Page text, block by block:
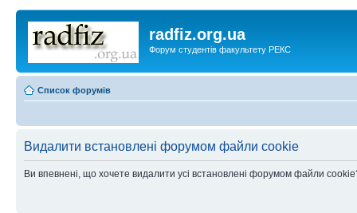
radfiz.org.ua
Форум студентів факультету РЕКС
Список форумів
Видалити встановлені форумом файли cookie
Ви впевнені, що хочете видалити усі встановлені форумом файли